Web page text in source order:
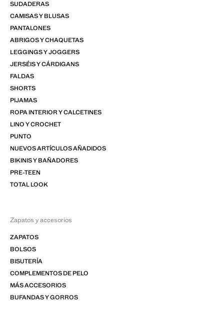
SUDADERAS
CAMISAS Y BLUSAS
PANTALONES
ABRIGOS Y CHAQUETAS
LEGGINGS Y JOGGERS
JERSÉIS Y CÁRDIGANS
FALDAS
SHORTS
PIJAMAS
ROPA INTERIOR Y CALCETINES
LINO Y CROCHET
PUNTO
NUEVOS ARTÍCULOS AÑADIDOS
BIKINIS Y BAÑADORES
PRE-TEEN
TOTAL LOOK
Zapatos y accesorios
ZAPATOS
BOLSOS
BISUTERÍA
COMPLEMENTOS DE PELO
MÁS ACCESORIOS
BUFANDAS Y GORROS